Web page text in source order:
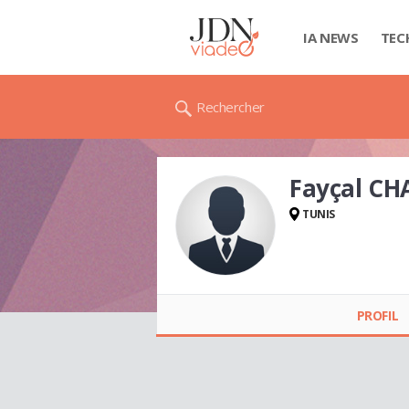
IA NEWS
Rechercher
Fayçal
TUNIS
PROFIL